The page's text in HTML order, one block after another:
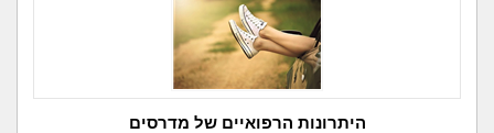
היתרונות הרפואיים של מדרסים